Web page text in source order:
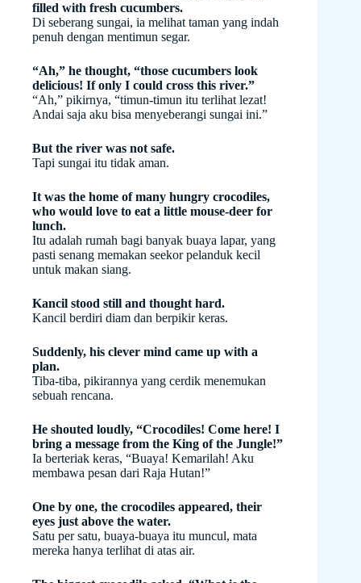
filled with fresh cucumbers.
Di seberang sungai, ia melihat taman yang indah
penuh dengan mentimun segar.
“Ah,” he thought, “those cucumbers look
delicious! If only I could cross this river.”
“Ah,” pikirnya, “timun-timun itu terlihat lezat!
Andai saja aku bisa menyeberangi sungai ini.”
But the river was not safe.
Tapi sungai itu tidak aman.
It was the home of many hungry crocodiles,
who would love to eat a little mouse-deer for
lunch.
Itu adalah rumah bagi banyak buaya lapar, yang
pasti senang memakan seekor pelanduk kecil
untuk makan siang.
Kancil stood still and thought hard.
Kancil berdiri diam dan berpikir keras.
Suddenly, his clever mind came up with a
plan.
Tiba-tiba, pikirannya yang cerdik menemukan
sebuah rencana.
He shouted loudly, “Crocodiles! Come here! I
bring a message from the King of the Jungle!”
Ia berteriak keras, “Buaya! Kemarilah! Aku
membawa pesan dari Raja Hutan!”
One by one, the crocodiles appeared, their
eyes just above the water.
Satu per satu, buaya-buaya itu muncul, mata
mereka hanya terlihat di atas air.